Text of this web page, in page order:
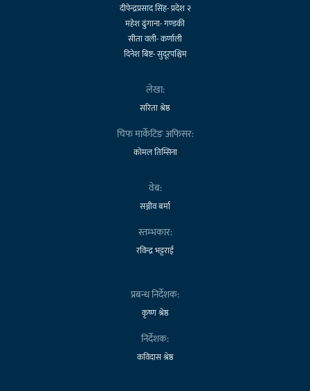
दीपेन्द्रप्रसाद सिंह- प्रदेश २
महेश ढुंगाना- गण्डकी
सीता वली- कर्णाली
दिनेश बिष्ट- सुदूरपश्चिम
लेखा:
सरिता श्रेष्ठ
चिफ मार्केटिङ अफिसर:
कोमल तिम्सिना
वेब:
सञ्जीव बर्मा
स्तम्भकार:
रविन्द्र भट्टराई
प्रबन्ध निर्देशक:
कृष्ण श्रेष्ठ
निर्देशक:
कविदास श्रेष्ठ